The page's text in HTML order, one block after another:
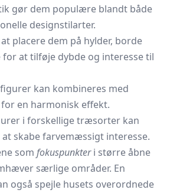
gør dem populære blandt både
designstilarter.
placere dem på hylder, borde
at tilføje dybde og interesse til
kan kombineres med
en harmonisk effekt.
i forskellige træsorter kan
skabe farvemæssigt interesse.
som fokuspunkteri større åbne
særlige områder. En
også spejle husets overordnede